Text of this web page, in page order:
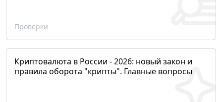
Проверки
Криптовалюта в России - 2026: новый закон и
правила оборота "крипты". Главные вопросы